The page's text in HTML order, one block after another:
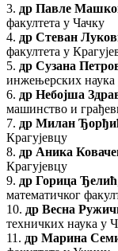
3. др Павле
факултета у Чачку
4. др Стеван
факултета у
5. др Сузана
инжењерских наука
6. др Небојша
машинство и
7. др Милан
Крагујевцу
8. др Аника
Крагујевцу
9. др Горица Ђелић
математичког
10. др Весна
техничких наука у
11. др Марина